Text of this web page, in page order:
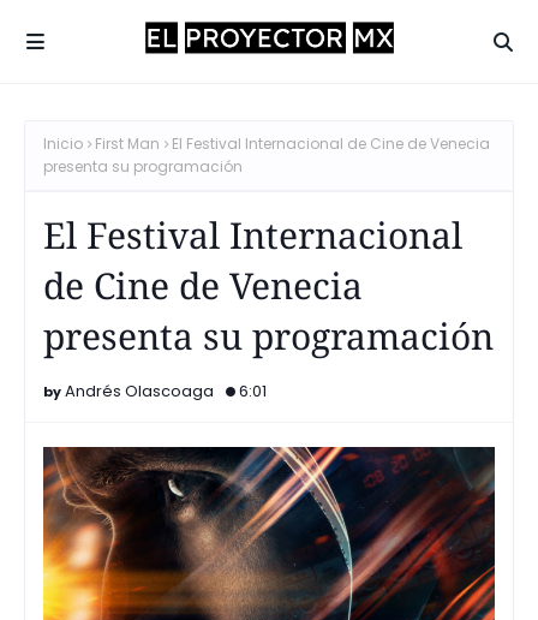
Inicio First Man
El Festival Internacional de Cine de Venecia
presenta su programación
El Festival Internacional
de Cine de Venecia
presenta su programación
Andrés Olascoaga 6:01